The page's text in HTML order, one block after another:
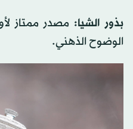
بذور الشيا:
الوضوح الذهني.